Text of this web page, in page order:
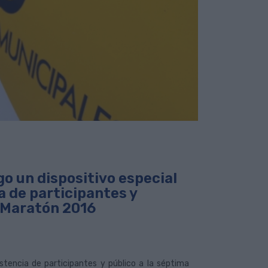
un dispositivo especial
de participantes y
2016
de participantes y público a la séptima